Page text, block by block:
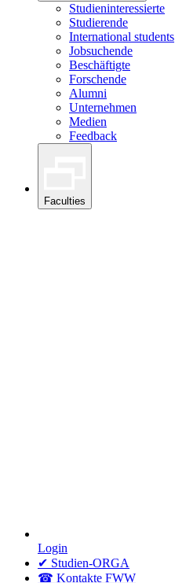
Studieninteressierte
Studierende
International students
Jobsuchende
Beschäftigte
Forschende
Alumni
Unternehmen
Medien
Feedback
Faculties
Login
✔ Studien-ORGA
☎ Kontakte FWW